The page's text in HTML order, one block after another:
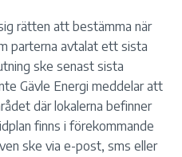
rätten att bestämma när
parterna avtalat ett sista
ske senast sista
Gävle Energi meddelar att
där lokalerna befinner
finns i förekommande
ske via e-post, sms eller